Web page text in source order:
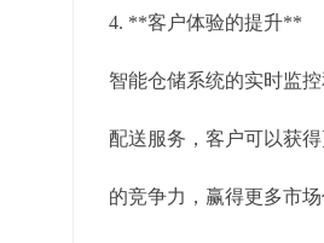
4. **客户体验的提升**
智能仓储系统的实时监
配送服务，客户可以获
的竞争力，赢得更多市